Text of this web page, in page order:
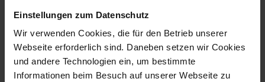
Einstellungen zum Datenschutz
Wir verwenden Cookies, die für den Betrieb unserer
Webseite erforderlich sind. Daneben setzen wir Cookies
und andere Technologien ein, um bestimmte
Informationen beim Besuch auf unserer Webseite zu
Wohnzimmermöbel suchst, die deinem Zuhause